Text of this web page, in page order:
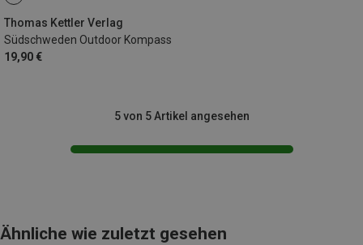
Thomas Kettler Verlag
Südschweden Outdoor Kompass
19,90 €
5 von 5 Artikel angesehen
Ähnliche wie zuletzt gesehen